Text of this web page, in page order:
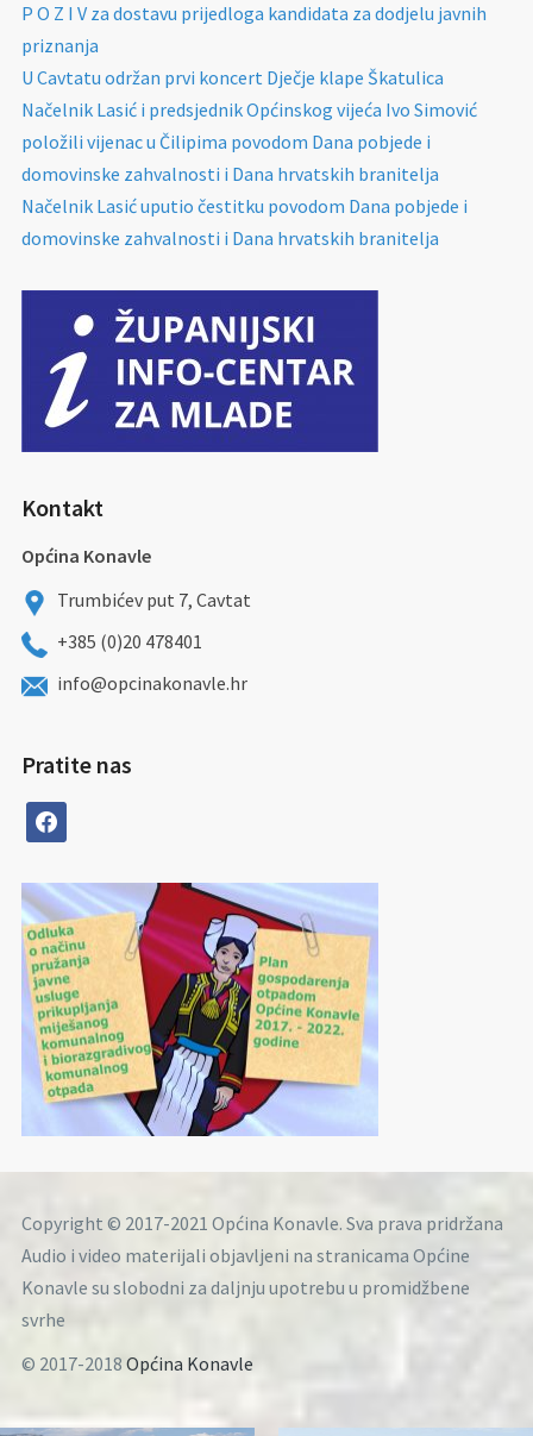
P O Z I V za dostavu prijedloga kandidata za dodjelu javnih
priznanja
U Cavtatu održan prvi koncert Dječje klape Škatulica
Načelnik Lasić i predsjednik Općinskog vijeća Ivo Simović
položili vijenac u Čilipima povodom Dana pobjede i
domovinske zahvalnosti i Dana hrvatskih branitelja
Načelnik Lasić uputio čestitku povodom Dana pobjede i
domovinske zahvalnosti i Dana hrvatskih branitelja
Kontakt
Općina Konavle
Trumbićev put 7, Cavtat
+385 (0)20 478401
info@opcinakonavle.hr
Pratite nas
facebook
Copyright © 2017-2021 Općina Konavle. Sva prava pridržana
Audio i video materijali objavljeni na stranicama Općine
Konavle su slobodni za daljnju upotrebu u promidžbene
svrhe
© 2017-2018 Općina Konavle